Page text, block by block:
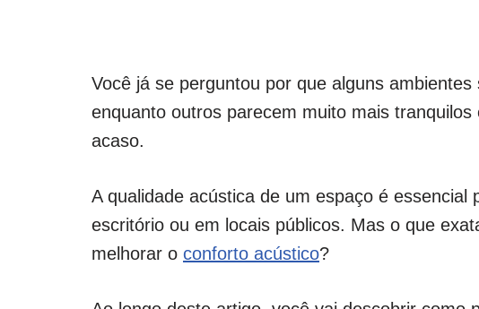
Você já se perguntou por que alguns
enquanto outros parecem muito mais
acaso.
A qualidade acústica de um espaço é
escritório ou em locais públicos. Mas o que
melhorar o conforto acústico?